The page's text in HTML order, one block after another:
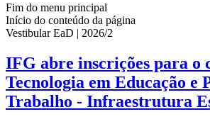
Fim do menu principal
Início do conteúdo da página
Vestibular EaD | 2026/2
IFG abre inscrições para o
Tecnologia em Educação e
Trabalho - Infraestrutura